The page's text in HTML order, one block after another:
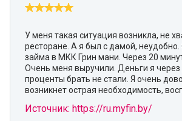
У меня такая ситуация возникла, не
ресторане. А я был с дамой,
займа в МКК Грин мани. Через 20
Очень меня выручили. Деньги я через
проценты брать не стали. Я очень
возникнет острая необходимость,
Источник: https://ru.myfin.by/